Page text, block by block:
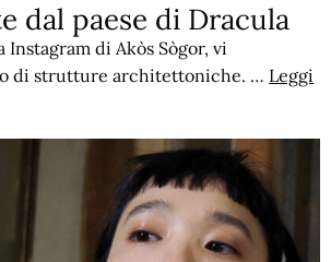
dal paese di Dracula
Instagram di Akòs Sògor, vi
di strutture architettoniche. … Leggi